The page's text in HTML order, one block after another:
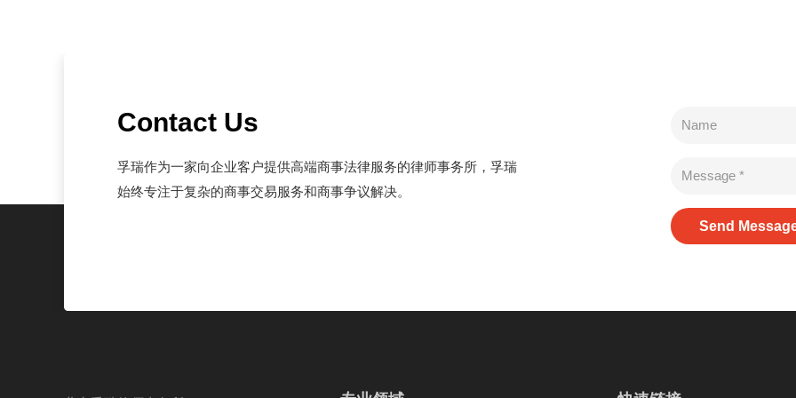
Contact Us
孚瑞作为一家向企业客户提供高端商事法律服务的律师事务所，孚瑞
始终专注于复杂的商事交易服务和商事争议解决。
Send